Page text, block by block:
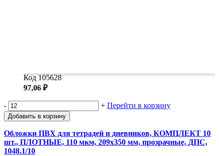
Код 105628
97,06 ₽
- + Перейти в корзину
Добавить в корзину
Обложки ПВХ для тетрадей и дневников, КОМПЛЕКТ 10
шт., ПЛОТНЫЕ, 110 мкм, 209х350 мм, прозрачные, ДПС,
1048.1/10